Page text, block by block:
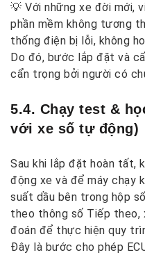
💡 Với những xe đời mới,
phần mềm không tương
thống điện bị lỗi, không
Do đó, bước lắp đặt và
cẩn trọng bởi người có
5.4. Chạy test &
với xe số tự động)
Sau khi lắp đặt hoàn tất,
động xe và để máy chạy
suất dầu bên trong hộp
theo thông số Tiếp theo,
đoán để thực hiện quy
Đây là bước cho phép